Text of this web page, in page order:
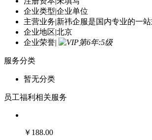
注册资本|未填写
企业类型|企业单位
主营业务|新祎企服是国内专业的一
企业地区|北京
企业荣誉 |
服务分类
暂无分类
员工福利相关服务